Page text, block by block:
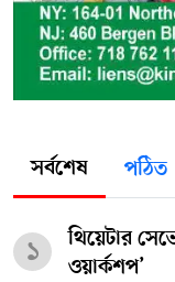
সর্বশেষ পঠিত
১
থিয়েটার
ওয়ার্কশপ’